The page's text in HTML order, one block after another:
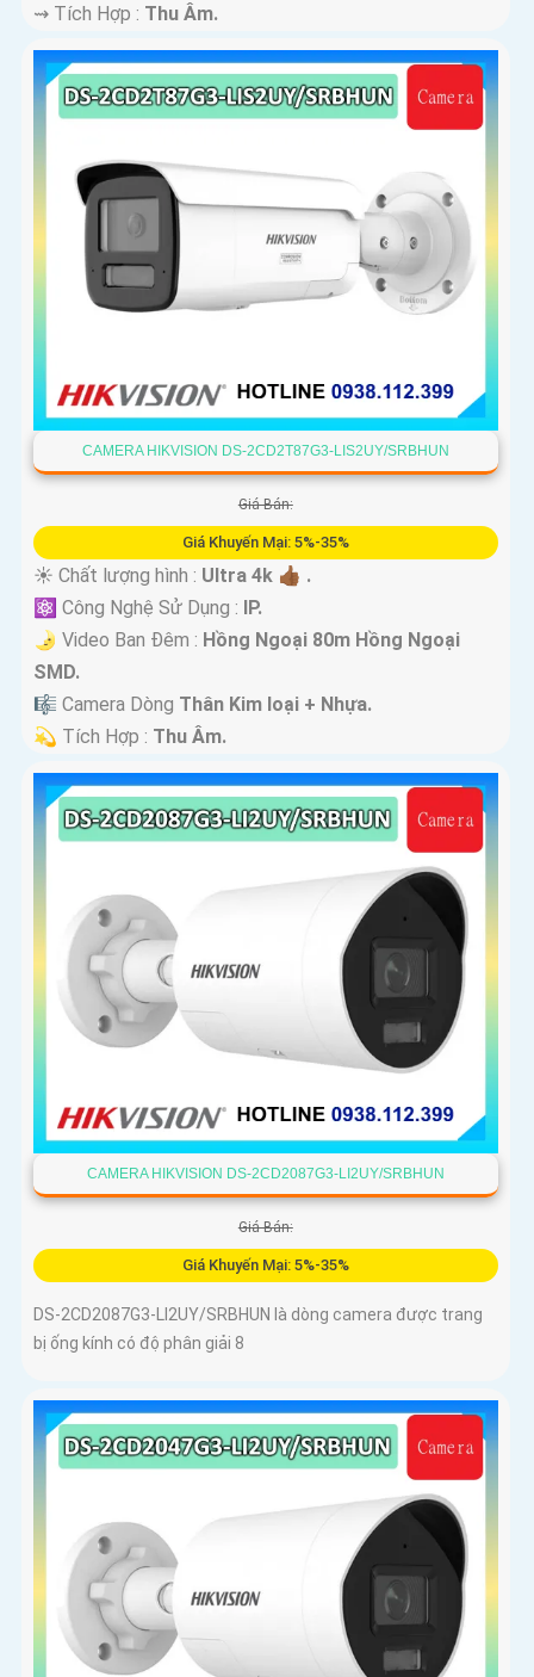
️⇝ Tích Hợp : Thu Âm.
CAMERA HIKVISION DS-2CD2T87G3-LIS2UY/SRBHUN
Giá Bán:
Giá Khuyến Mại: 5%-35%
☀️ Chất lượng hình : Ultra 4k 👍🏾 .
⚛️ Công Nghệ Sử Dụng : IP.
🌛 Video Ban Đêm : Hồng Ngoại 80m Hồng Ngoại
SMD.
🎼️ Camera Dòng Thân Kim loại + Nhựa.
️💫 Tích Hợp : Thu Âm.
CAMERA HIKVISION DS-2CD2087G3-LI2UY/SRBHUN
Giá Bán:
Giá Khuyến Mại: 5%-35%
DS-2CD2087G3-LI2UY/SRBHUN là dòng camera được trang
bị ống kính có độ phân giải 8